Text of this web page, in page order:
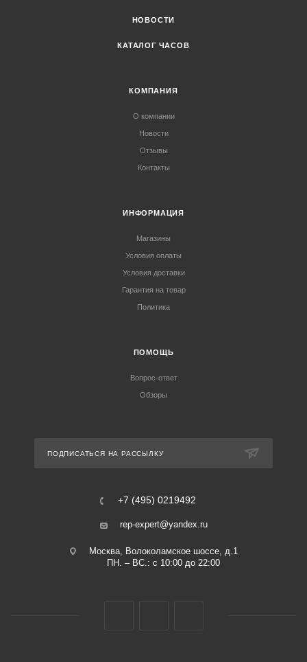
НОВОСТИ
КАТАЛОГ ЧАСОВ
КОМПАНИЯ
О компании
Новости
Отзывы
Контакты
ИНФОРМАЦИЯ
Магазины
Условия оплаты
Условия доставки
Гарантия на товар
Политика
ПОМОЩЬ
Вопрос-ответ
Обзоры
ПОДПИСАТЬСЯ НА РАССЫЛКУ
+7 (495) 0219492
rep-expert@yandex.ru
Москва, Волоколамское шоссе, д.1
ПН. – ВС.: с 10:00 до 22:00